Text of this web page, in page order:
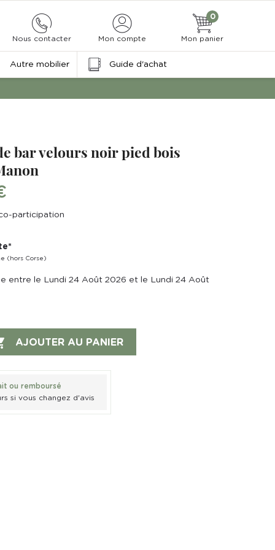
Nous contacter Mon compte Mon panier
0
Autre mobilier Guide d'achat
bar velours noir pied bois
participation
(hors Corse)
entre le Lundi 24 Août 2026 et le Lundi 24 Août
AJOUTER AU PANIER
ou remboursé
si vous changez d'avis